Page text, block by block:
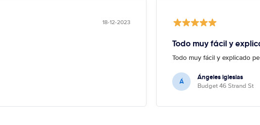
18-12-2023
Todo muy fácil y
Todo muy fácil y explicado
Á Ángeles iglesias
Budget 46 Strand St